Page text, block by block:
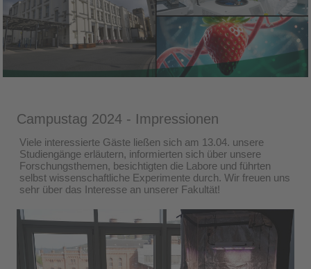
Campustag 2024 - Impressionen
Viele interessierte Gäste ließen sich am 13.04. unsere
Studiengänge erläutern, informierten sich über unsere
Forschungsthemen, besichtigten die Labore und führten
selbst wissenschaftliche Experimente durch. Wir freuen uns
sehr über das Interesse an unserer Fakultät!